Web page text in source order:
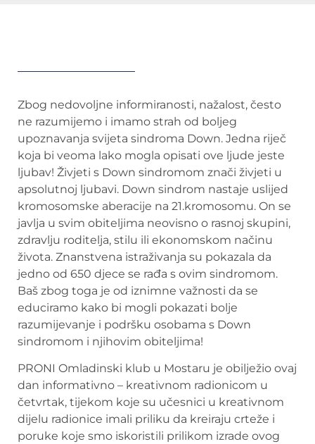
Zbog nedovoljne informiranosti, nažalost, često
ne razumijemo i imamo strah od boljeg
upoznavanja svijeta sindroma Down. Jedna riječ
koja bi veoma lako mogla opisati ove ljude jeste
ljubav! Živjeti s Down sindromom znači živjeti u
apsolutnoj ljubavi. Down sindrom nastaje uslijed
kromosomske aberacije na 21.kromosomu. On se
javlja u svim obiteljima neovisno o rasnoj skupini,
zdravlju roditelja, stilu ili ekonomskom načinu
života. Znanstvena istraživanja su pokazala da
jedno od 650 djece se rađa s ovim sindromom.
Baš zbog toga je od iznimne važnosti da se
educiramo kako bi mogli pokazati bolje
razumijevanje i podršku osobama s Down
sindromom i njihovim obiteljima!
PRONI Omladinski klub u Mostaru je obilježio ovaj
dan informativno – kreativnom radionicom u
četvrtak, tijekom koje su učesnici u kreativnom
dijelu radionice imali priliku da kreiraju crteže i
poruke koje smo iskoristili prilikom izrade ovog